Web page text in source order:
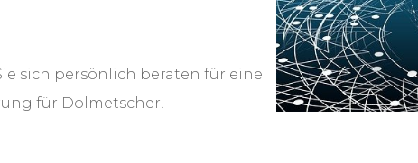
sich persönlich beraten für eine
für Dolmetscher!